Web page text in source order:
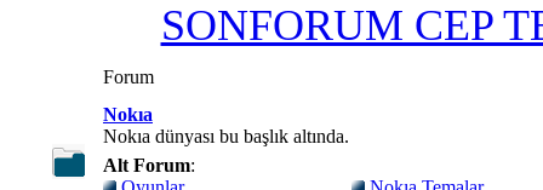
SONFORUM CEP
Forum
Nokıa
Nokıa dünyası bu başlık altında.
Alt Forum: